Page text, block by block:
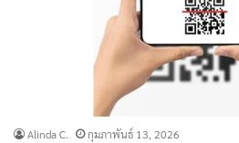
Alinda C. กุมภาพันธ์ 13, 2026